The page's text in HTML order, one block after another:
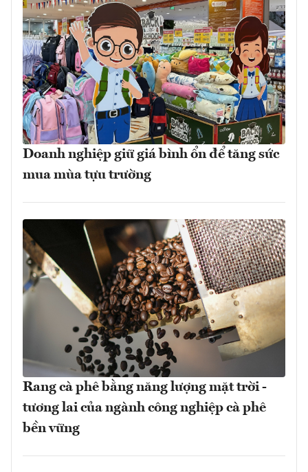
Doanh nghiệp giữ giá bình ổn để tăng sức
mua mùa tựu trường
Rang cà phê bằng năng lượng mặt trời -
tương lai của ngành công nghiệp cà phê
bền vững